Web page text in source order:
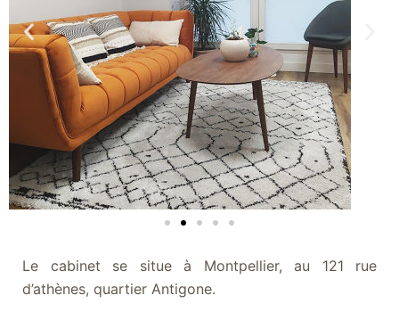
Le cabinet se situe à Montpellier, au 121 rue
d’athènes, quartier Antigone.